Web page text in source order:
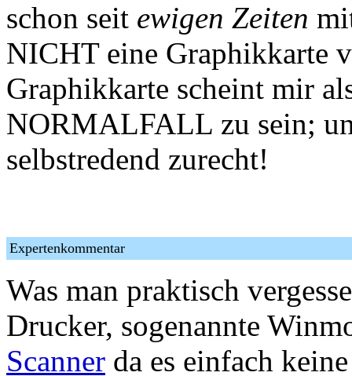
schon seit ewigen Zeiten
NICHT eine Graphikkarte
Graphikkarte scheint mir
NORMALFALL zu sein;
selbstredend zurecht!
Expertenkommentar
Was man praktisch
Drucker, sogenannte
Scanner da es einfach